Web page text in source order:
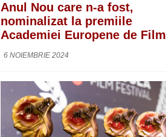
Anul Nou care n-a fost,
nominalizat la premiile
Academiei Europene de Film
6 NOIEMBRIE 2024